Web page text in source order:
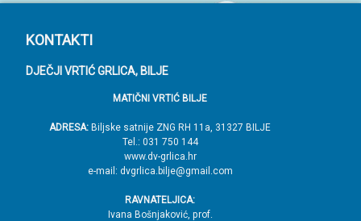
P
o
KONTAKTI
DJEČJI VRTIĆ GRLICA, BILJE
MATIČNI VRTIĆ BILJE
ADRESA: Biljske satnije ZNG RH 11a, 31327 BILJE
Tel.: 031 750 144
www.dv-grlica.hr
e-mail: dvgrlica.bilje@gmail.com
RAVNATELJICA:
Ivana Bošnjaković, prof.